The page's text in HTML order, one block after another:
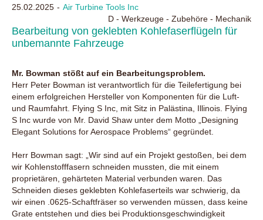
25.02.2025
Air Turbine Tools Inc
D - Werkzeuge - Zubehöre - Mechanik
Bearbeitung von geklebten Kohlefaserflügeln für
unbemannte Fahrzeuge
Mr. Bowman stößt auf ein Bearbeitungsproblem.
Herr Peter Bowman ist verantwortlich für die Teilefertigung bei
einem erfolgreichen Hersteller von Komponenten für die Luft-
und Raumfahrt. Flying S Inc, mit Sitz in Palästina, Illinois. Flying
S Inc wurde von Mr. David Shaw unter dem Motto „Designing
Elegant Solutions for Aerospace Problems“ gegründet.
Herr Bowman sagt: „Wir sind auf ein Projekt gestoßen, bei dem
wir Kohlenstofffasern schneiden mussten, die mit einem
proprietären, gehärteten Material verbunden waren. Das
Schneiden dieses geklebten Kohlefaserteils war schwierig, da
wir einen .0625-Schaftfräser so verwenden müssen, dass keine
Grate entstehen und dies bei Produktionsgeschwindigkeit